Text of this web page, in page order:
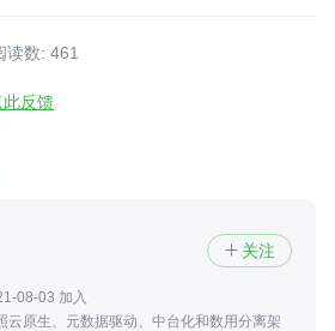
读数: 461
此反馈
 关注
08-03 加入
云原生、元数据驱动、中台化和数用分离架